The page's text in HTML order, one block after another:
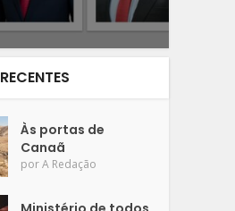
RECENTES
Às portas de
Canaã
porA Redação